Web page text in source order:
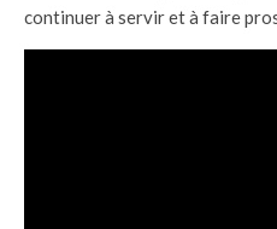
continuer à servir et à faire